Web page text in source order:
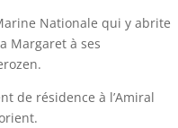
Nationale qui y abrite
Margaret à ses
de résidence à l’Amiral